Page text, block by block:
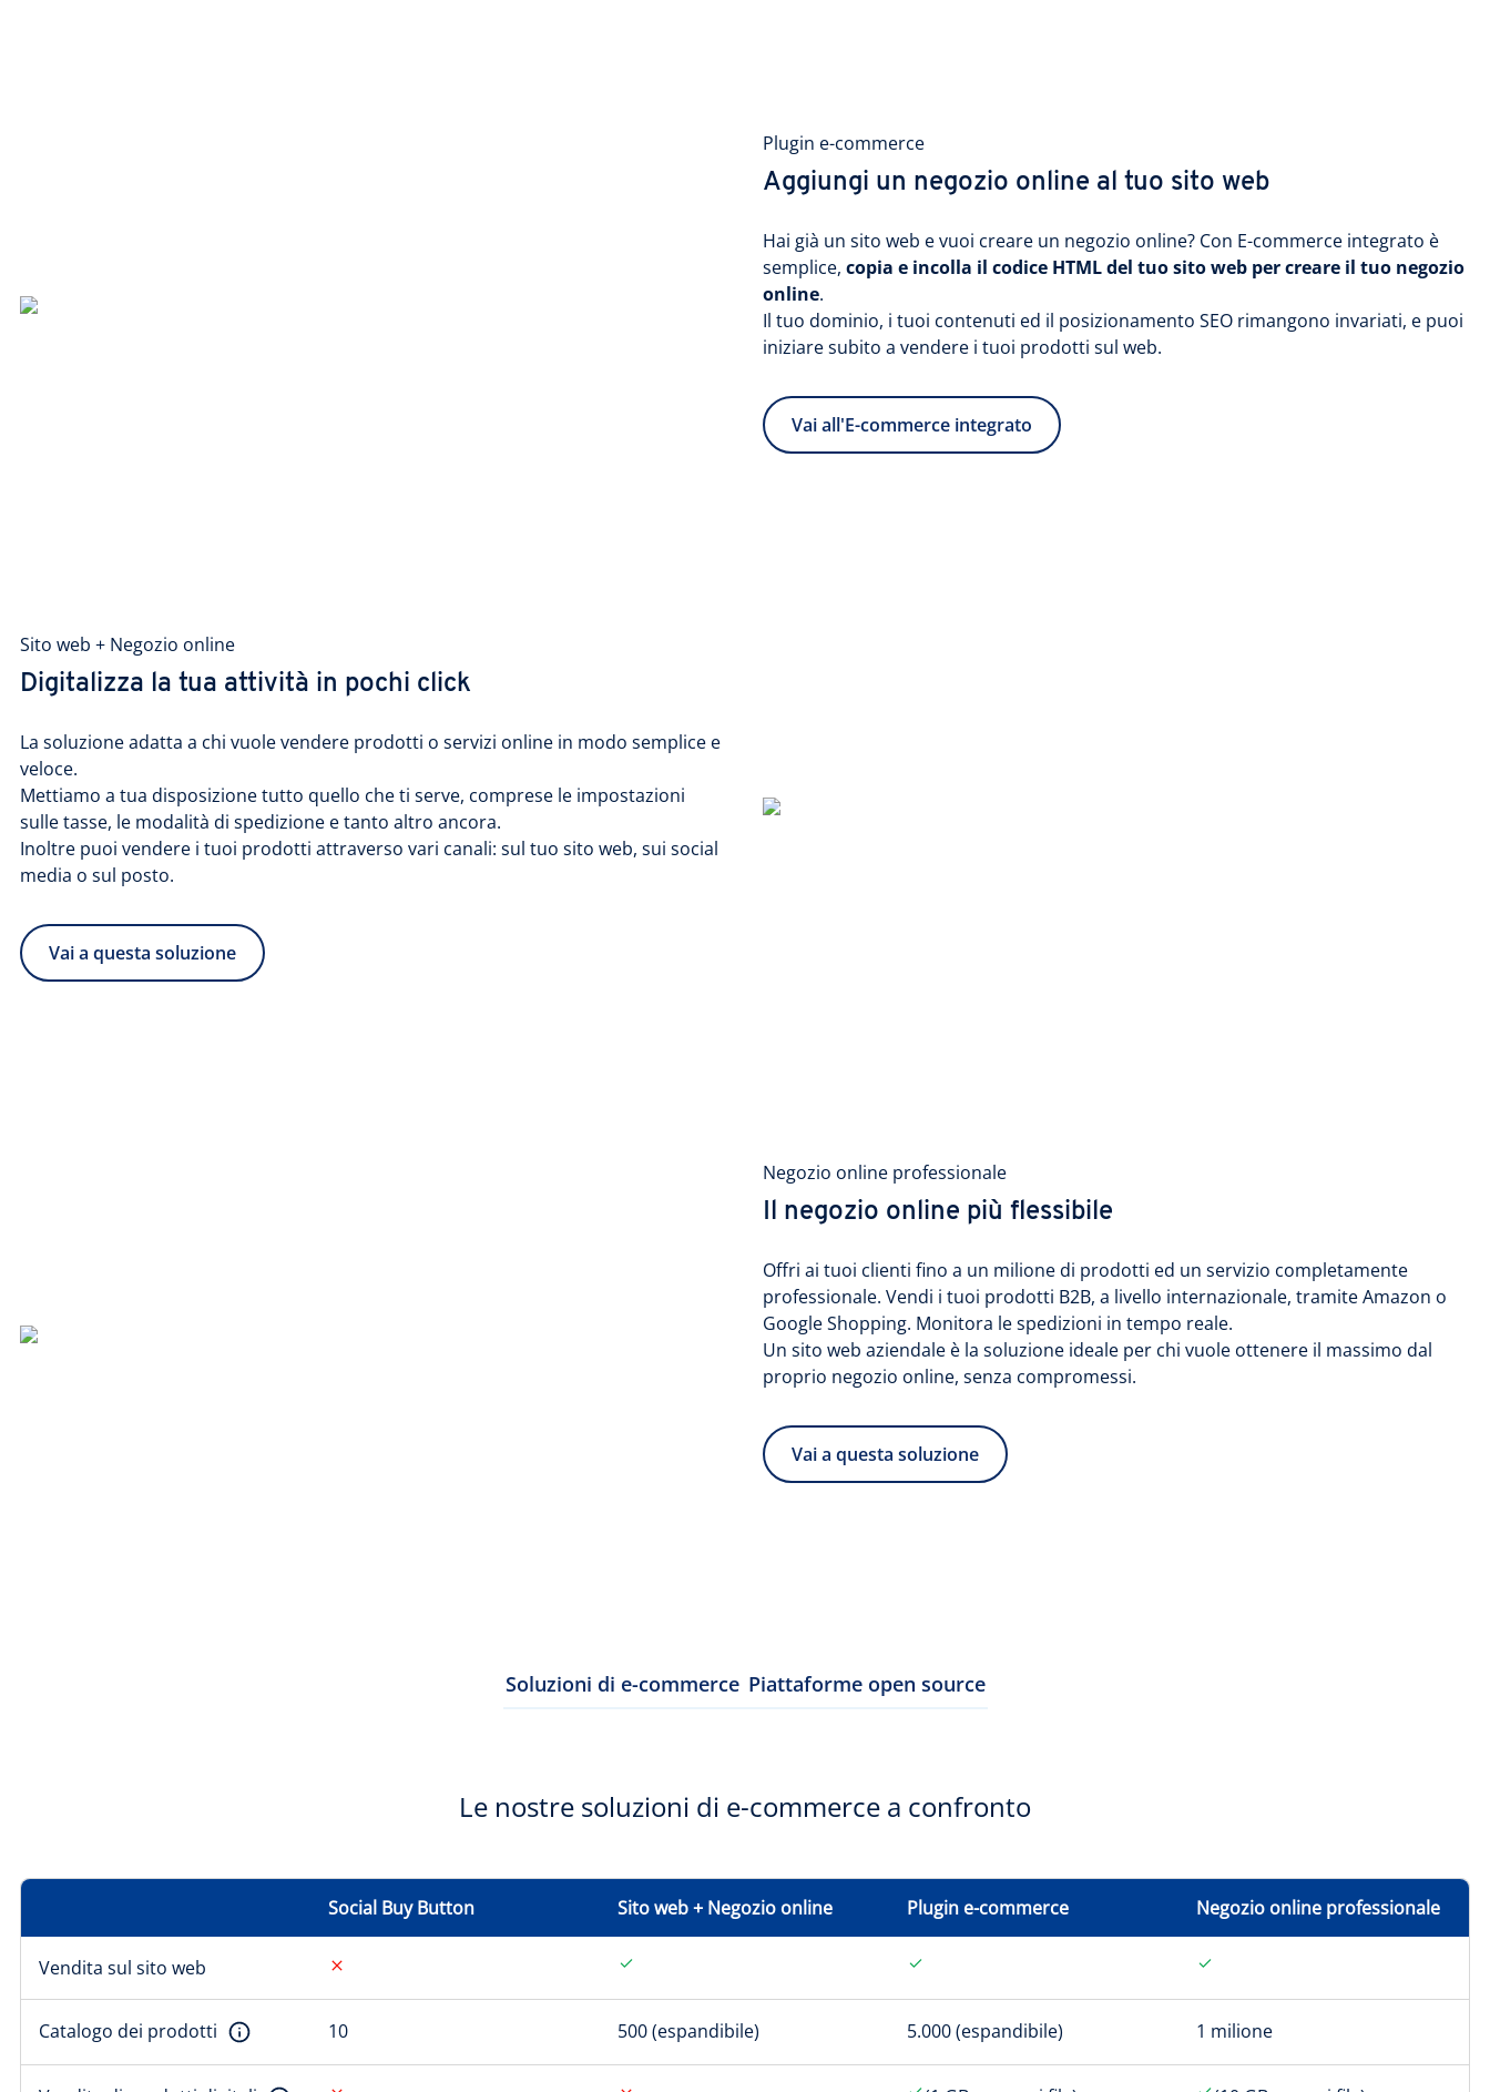
Plugin e-commerce
Aggiungi un negozio online al tuo sito web
Hai già un sito web e vuoi creare un negozio online? Con E-commerce integrato è
semplice, copia e incolla il codice HTML del tuo sito web per creare il tuo negozio
online.
Il tuo dominio, i tuoi contenuti ed il posizionamento SEO rimangono invariati, e puoi
iniziare subito a vendere i tuoi prodotti sul web.
Vai all'E-commerce integrato
Sito web + Negozio online
Digitalizza la tua attività in pochi click
La soluzione adatta a chi vuole vendere prodotti o servizi online in modo semplice e
veloce.
Mettiamo a tua disposizione tutto quello che ti serve, comprese le impostazioni
sulle tasse, le modalità di spedizione e tanto altro ancora.
Inoltre puoi vendere i tuoi prodotti attraverso vari canali: sul tuo sito web, sui social
media o sul posto.
Vai a questa soluzione
Negozio online professionale
Il negozio online più flessibile
Offri ai tuoi clienti fino a un milione di prodotti ed un servizio completamente
professionale. Vendi i tuoi prodotti B2B, a livello internazionale, tramite Amazon o
Google Shopping. Monitora le spedizioni in tempo reale.
Un sito web aziendale è la soluzione ideale per chi vuole ottenere il massimo dal
proprio negozio online, senza compromessi.
Vai a questa soluzione
Soluzioni di e-commerce Piattaforme open source
Le nostre soluzioni di e-commerce a confronto
Social Buy Button Sito web + Negozio online Plugin e-commerce Negozio online professionale
Vendita sul sito web
Catalogo dei prodotti 10 500 (espandibile) 5.000 (espandibile) 1 milione